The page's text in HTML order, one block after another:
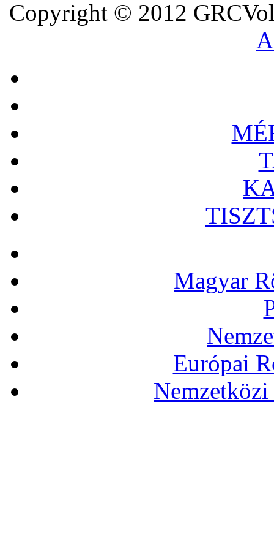
Copyright © 2012
Magyar
Európai
Nemzetközi